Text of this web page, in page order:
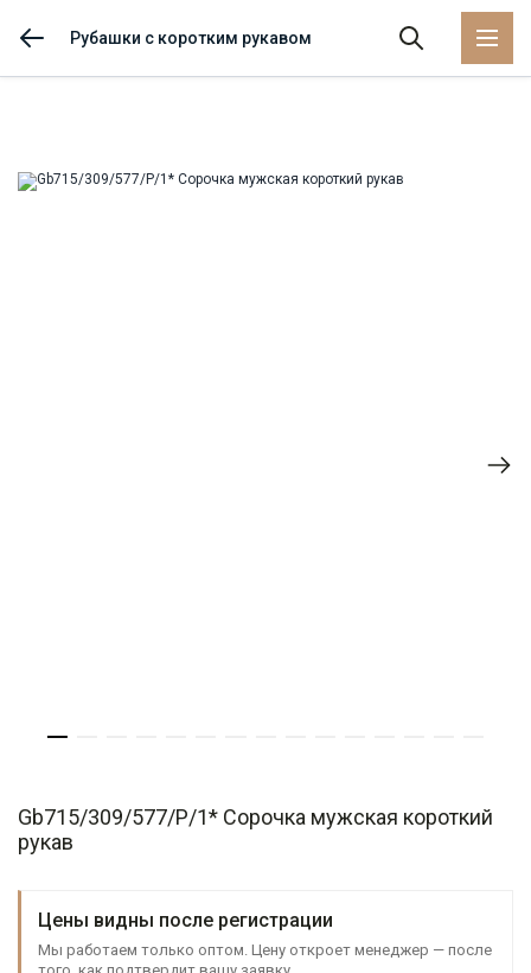
Рубашки с коротким рукавом
Gb715/309/577/P/1* Сорочка мужская короткий
рукав
Цены видны после регистрации
Мы работаем только оптом. Цену откроет менеджер — после